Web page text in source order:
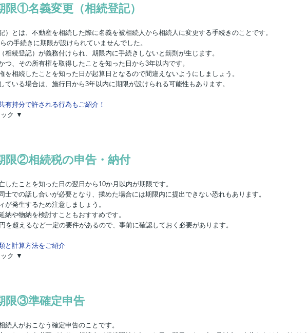
①名義変更（相続登記）
とは、不動産を相続した際に名義を被相続人から相続人に変更する手続きのことです。
の手続きに期限が設けられていませんでした。
相続登記）が義務付けられ、期限内に手続きしないと罰則が生じます。
、その所有権を取得したことを知った日から3年以内です。
相続したことを知った日が起算日となるので間違えないようにしましょう。
ている場合は、施行日から3年以内に期限が設けられる可能性もあります。
有持分で許される行為もご紹介！
ック ▼
限②相続税の申告・納付
たことを知った日の翌日から10か月以内が期限です。
での話し合いが必要となり、揉めた場合には期限内に提出できない恐れもあります。
発生するため注意しましょう。
や物納を検討すこともおすすめです。
を超えるなど一定の要件があるので、事前に確認しておく必要があります。
と計算方法をご紹介
ック ▼
限③準確定申告
人がおこなう確定申告のことです。